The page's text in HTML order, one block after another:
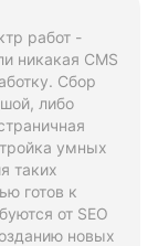
работ -
никакая CMS
Сбор
либо
умных
таких
готов к
от SEO
новых